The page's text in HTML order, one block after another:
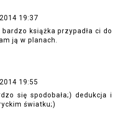
19:37
książka przypadła ci do
ją w planach.
19:55
się spodobała;) dedukcja i
światku;)